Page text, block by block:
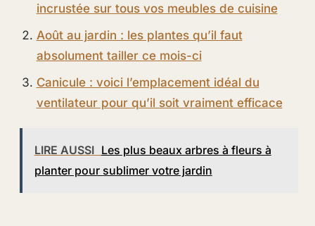
incrustée sur tous vos meubles de cuisine
Août au jardin : les plantes qu’il faut
absolument tailler ce mois-ci
Canicule : voici l’emplacement idéal du
ventilateur pour qu’il soit vraiment efficace
LIRE AUSSI Les plus beaux arbres à fleurs à
planter pour sublimer votre jardin